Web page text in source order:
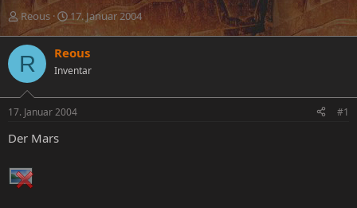
E
s
t
e
l
l
e
Reous
E
r
t
e
l
t
17. Januar 2004
R Reous
Inventar
17. Januar 2004 #1
Der Mars